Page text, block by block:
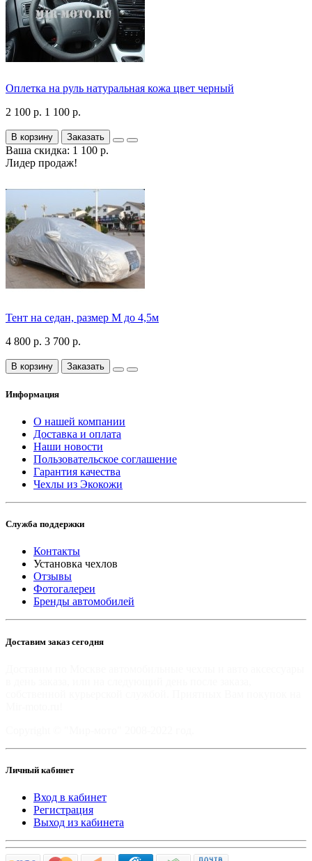
Оплетка на руль натуральная кожа цвет черный
2 100 р. 1 100 р.
В корзину Заказать
Ваша скидка: 1 100 р.
Лидер продаж!
Тент на седан, размер М до 4,5м
4 800 р. 3 700 р.
В корзину Заказать
Информация
О нашей компании
Доставка и оплата
Наши новости
Пользовательское соглашение
Гарантия качества
Чехлы из Экокожи
Служба поддержки
Контакты
Установка чехлов
Отзывы
Фотогалереи
Бренды автомобилей
Доставим заказ сегодня
Личный кабинет
Вход в кабинет
Регистрация
Выход из кабинета